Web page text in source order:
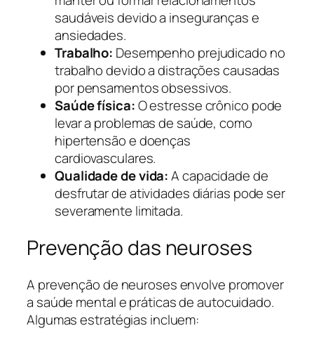
saudáveis devido a inseguranças e
ansiedades.
Trabalho: Desempenho prejudicado no
trabalho devido a distrações causadas
por pensamentos obsessivos.
Saúde física:O estresse crônico pode
levar a problemas de saúde, como
hipertensão e doenças
cardiovasculares.
Qualidade de vida:A capacidade de
desfrutar de atividades diárias pode ser
severamente limitada.
Prevenção das neuroses
A prevenção de neuroses envolve promover
a saúde mental e práticas de autocuidado.
Algumas estratégias incluem: